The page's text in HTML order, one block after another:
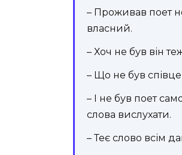
– Проживав поет
власний.
– Хоч не був він
– Що не був
– І не був поет
слова вислухати.
– Теє слово всім